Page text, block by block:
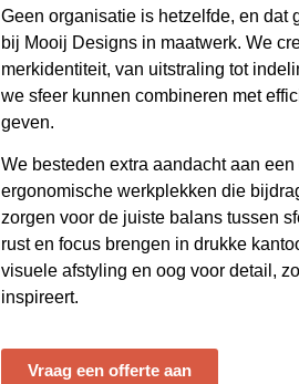
Geen organisatie is hetzelfde, en dat
bij Mooij Designs in maatwerk. We
merkidentiteit, van uitstraling tot
we sfeer kunnen combineren met
geven.
We besteden extra aandacht aan
ergonomische werkplekken die
zorgen voor de juiste balans tussen
rust en focus brengen in drukke
visuele afstyling en oog voor detail,
inspireert.
Vraag een offerte aan